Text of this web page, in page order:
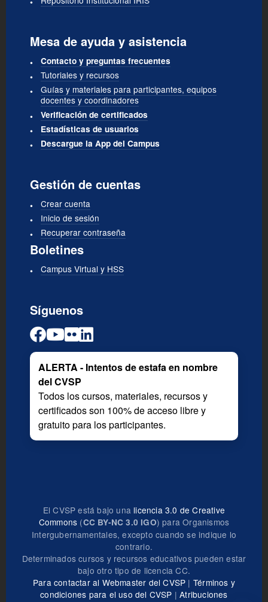
Mesa de ayuda y asistencia
Contacto y preguntas frecuentes
Tutoriales y recursos
Guías y materiales para participantes, equipos
docentes y coordinadores
Verificación de certificados
Estadísticas de usuarios
Descargue la App del Campus
Gestión de cuentas
Crear cuenta
Inicio de sesión
Recuperar contraseña
Boletines
Campus Virtual y HSS
Síguenos
ALERTA - Intentos de estafa en nombre
del CVSP
Todos los cursos, materiales, recursos y
certificados son 100% de acceso libre y
gratuito para los participantes.
El CVSP está bajo una licencia 3.0 de Creative
Commons (CC BY-NC 3.0 IGO) para Organismos
Intergubernamentales, excepto cuando se indique lo
contrario.
Determinados cursos y recursos educativos pueden estar
bajo otro tipo de licencia CC.
Para contactar al Webmaster del CVSP | Términos y
condiciones para el uso del CVSP |Atribuciones